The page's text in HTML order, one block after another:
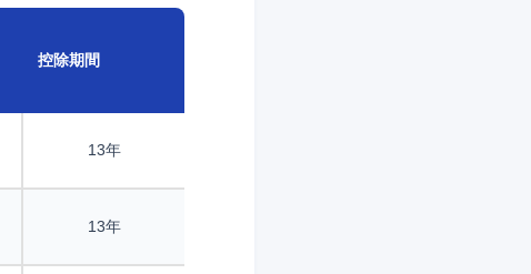
控除期間
13年
13年